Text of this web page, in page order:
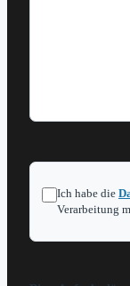
Ich habe die
Verarbeitung